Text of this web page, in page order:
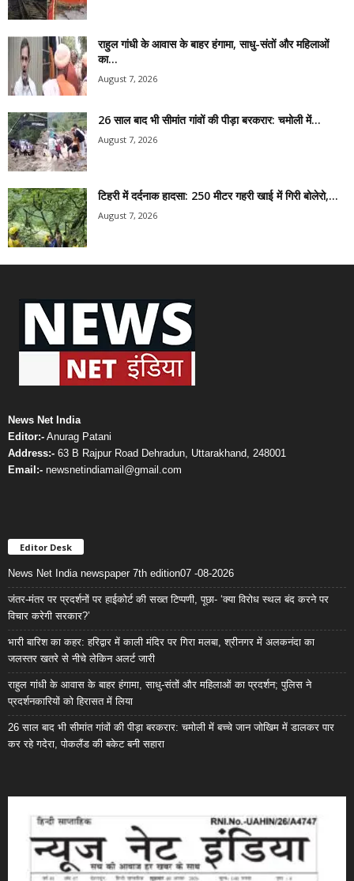
राहुल गांधी के आवास के बाहर हंगामा, साधु-संतों और महिलाओं
का...
August 7, 2026
26 साल बाद भी सीमांत गांवों की पीड़ा बरकरार: चमोली में...
August 7, 2026
टिहरी में दर्दनाक हादसा: 250 मीटर गहरी खाई में गिरी बोलेरो,...
August 7, 2026
News Net India
Editor:- Anurag Patani
Address:- 63 B Rajpur Road Dehradun, Uttarakhand, 248001
Email:- newsnetindiamail@gmail.com
Editor Desk
News Net India newspaper 7th edition07 -08-2026
जंतर-मंतर पर प्रदर्शनों पर हाईकोर्ट की सख्त टिप्पणी, पूछा- ‘क्या विरोध स्थल बंद करने पर
विचार करेगी सरकार?’
भारी बारिश का कहर: हरिद्वार में काली मंदिर पर गिरा मलबा, श्रीनगर में अलकनंदा का
जलस्तर खतरे से नीचे लेकिन अलर्ट जारी
राहुल गांधी के आवास के बाहर हंगामा, साधु-संतों और महिलाओं का प्रदर्शन; पुलिस ने
प्रदर्शनकारियों को हिरासत में लिया
26 साल बाद भी सीमांत गांवों की पीड़ा बरकरार: चमोली में बच्चे जान जोखिम में डालकर पार
कर रहे गदेरा, पोकलैंड की बकेट बनी सहारा